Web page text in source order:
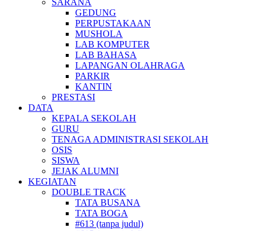
SARANA
GEDUNG
PERPUSTAKAAN
MUSHOLA
LAB KOMPUTER
LAB BAHASA
LAPANGAN OLAHRAGA
PARKIR
KANTIN
PRESTASI
DATA
KEPALA SEKOLAH
GURU
TENAGA ADMINISTRASI SEKOLAH
OSIS
SISWA
JEJAK ALUMNI
KEGIATAN
DOUBLE TRACK
TATA BUSANA
TATA BOGA
#613 (tanpa judul)